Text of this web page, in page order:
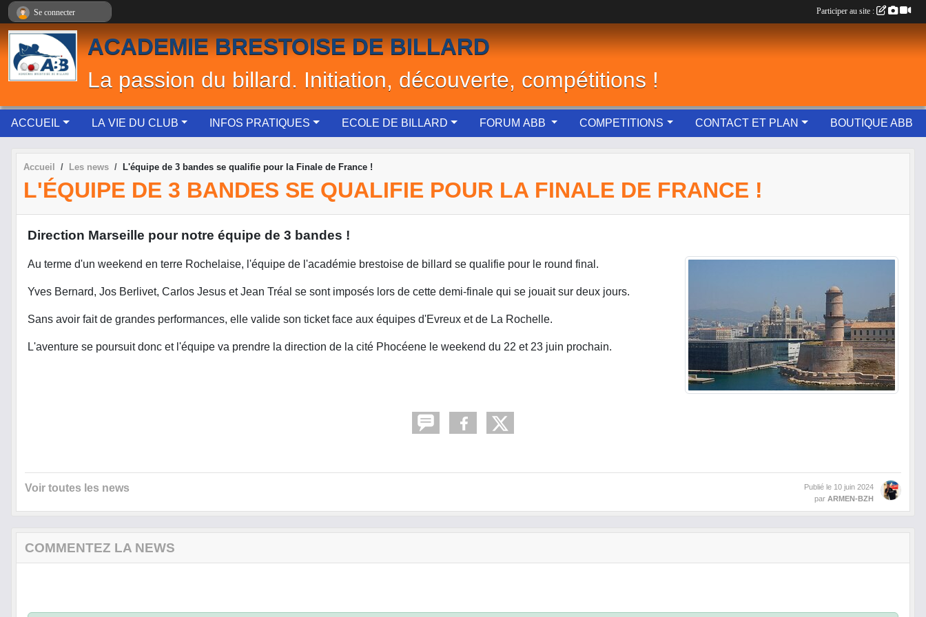
ACADEMIE BRESTOISE DE BILLARD
La passion du billard. Initiation, découverte, compétitions !
ACCUEIL LA VIE DU CLUB INFOS PRATIQUES ECOLE DE BILLARD FORUM ABB COMPETITIONS CONTACT ET PLAN BOUTIQUE ABB
Accueil Les news L'équipe de 3 bandes se qualifie pour la Finale de France !
L'ÉQUIPE DE 3 BANDES SE QUALIFIE POUR LA FINALE DE FRANCE !
Direction Marseille pour notre équipe de 3 bandes !
Au terme d'un weekend en terre Rochelaise, l'équipe de l'académie brestoise de billard se qualifie pour le round final.
Yves Bernard, Jos Berlivet, Carlos Jesus et Jean Tréal se sont imposés lors de cette demi-finale qui se jouait sur deux jours.
Sans avoir fait de grandes performances, elle valide son ticket face aux équipes d'Evreux et de La Rochelle.
L'aventure se poursuit donc et l'équipe va prendre la direction de la cité Phocéene le weekend du 22 et 23 juin prochain.
Voir toutes les news Publié le 10 juin 2024
par ARMEN-BZH
COMMENTEZ LA NEWS
Se connecter Participer au site :
Panneau de gestion des cookies